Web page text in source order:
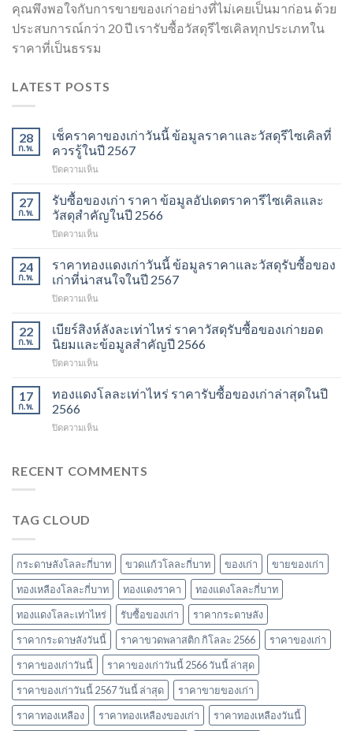
คุณพึงพอใจกับการขายของเก่าอย่างที่ไม่เคยเป็นมาก่อน ด้วย
ประสบการณ์กว่า 20 ปี เรารับซื้อวัสดุรีไซเคิลทุกประเภทใน
ราคาที่เป็นธรรม
LATEST POSTS
28
ก.พ.
เช็คราคาของเก่าวันนี้ ข้อมูลราคาและวัสดุรีไซเคิลที่
ควรรู้ในปี 2567
ปิดความเห็น
ราคา
ของ
เก่า
วัน
ข้อมูล
ราคา
วัสดุ
ที่
ควร
ในปี
27
ก.พ.
รับซื้อของเก่า ราคา ข้อมูลอัปเดตราคารีไซเคิลและ
วัสดุสำคัญในปี 2566
ปิดความเห็น
ของ
เก่า
ราคา
อัปเดต
ราคา
รีไซเคิล
และ
สำคัญ
24
ก.พ.
ราคาทองแดงเก่าวันนี้ ข้อมูลราคาและวัสดุรับซื้อของ
เก่าที่น่าสนใจในปี 2567
ปิดความเห็น
ทองแดง
เก่า
วัน
นี้
ราคา
รับ
เก่า
22
ก.พ.
เบียร์สิงห์ลังละเท่าไหร่ ราคาวัสดุรับซื้อของเก่ายอด
นิยมและข้อมูลสำคัญปี 2566
ปิดความเห็น
สิงห์
ลัง
เท่า
วัสดุ
และ
ข้อมูล
สำคัญ
ปี
2566
17
ก.พ.
ทองแดงโลละเท่าไหร่ ราคารับซื้อของเก่าล่าสุดในปี
2566
ปิดความเห็น
โล
ของ
เก่า
ล่าสุด
ในปี
2566
RECENT COMMENTS
TAG CLOUD
กระดาษลังโลละกี่บาท ขวดแก้วโลละกี่บาท ของเก่า
ขายของเก่า
ทองเหลืองโลละกี่บาท
ทองแดงราคา
ทองแดงโลละกี่บาท
ทองแดงโลละเท่าไหร่
รับซื้อของเก่า
ราคากระดาษลัง
ราคากระดาษลังวันนี้
ราคาขวดพลาสติก กิโลละ 2566
ราคาของเก่า
ราคาของเก่าวันนี้
ราคาของเก่าวันนี้ 2566 วันนี้ ล่าสุด
ราคาของเก่าวันนี้ 2567 วันนี้ ล่าสุด
ราคาขายของเก่า
ราคาทองเหลือง
ราคาทองเหลืองของเก่า ราคาทองเหลืองวันนี้